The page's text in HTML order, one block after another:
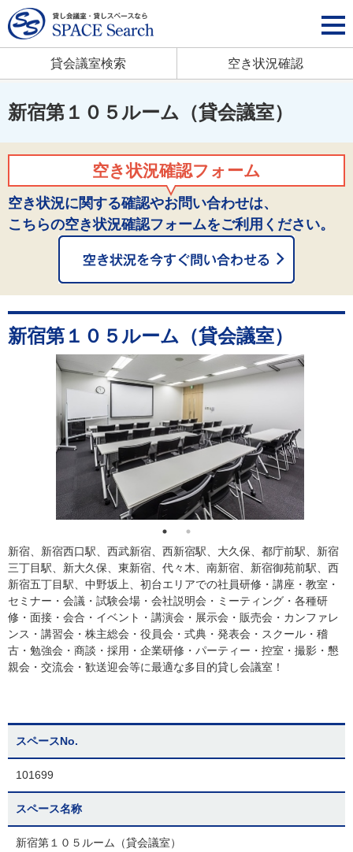
貸会議室検索 空き状況確認
新宿第１０５ルーム（貸会議室）
空き状況確認フォーム
空き状況に関する確認やお問い合わせは、
こちらの空き状況確認フォームをご利用ください。
新宿第１０５ルーム（貸会議室）
新宿、新宿西口駅、西武新宿、西新宿駅、大久保、都庁前駅、新宿
三丁目駅、新大久保、東新宿、代々木、南新宿、新宿御苑前駅、西
新宿五丁目駅、中野坂上、初台エリアでの社員研修・講座・教室・
セミナー・会議・試験会場・会社説明会・ミーティング・各種研
修・面接・会合・イベント・講演会・展示会・販売会・カンファレ
ンス・講習会・株主総会・役員会・式典・発表会・スクール・稽
古・勉強会・商談・採用・企業研修・パーティー・控室・撮影・懇
親会・交流会・歓送迎会等に最適な多目的貸し会議室！
スペースNo.
101699
スペース名称
新宿第１０５ルーム（貸会議室）